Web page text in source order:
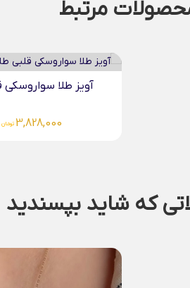
مرتبط
آویز طلا سواروسکی
3,828,000 تومان
که شاید بپسندید
آویز طلا حکاکی حرف...